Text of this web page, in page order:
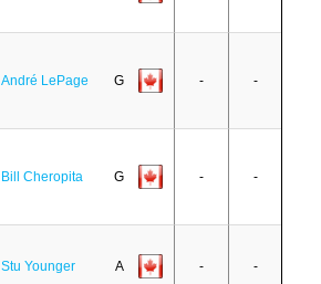
André LePage G - -
Bill Cheropita G - -
Stu Younger A - -